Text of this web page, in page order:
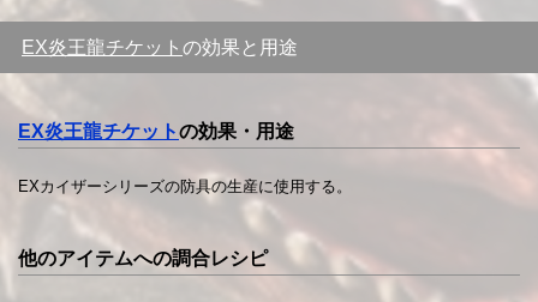
EX炎王龍チケット の効果と用途
EX炎王龍チケットの効果・用途
EXカイザーシリーズの防具の生産に使用する。
他のアイテムへの調合レシピ